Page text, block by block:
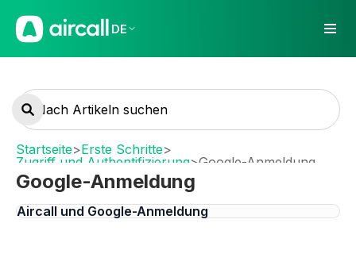
DE
Startseite>Erste Schritte>
Zugriff und Authentifizierung>Google-Anmeldung
Google-Anmeldung
Aircall und Google-Anmeldung